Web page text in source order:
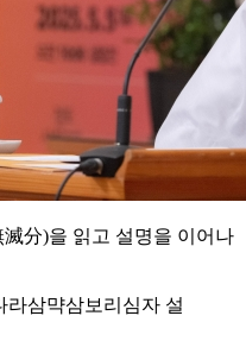
分)을 읽고 설명을 이어나
라삼먁삼보리심자 설